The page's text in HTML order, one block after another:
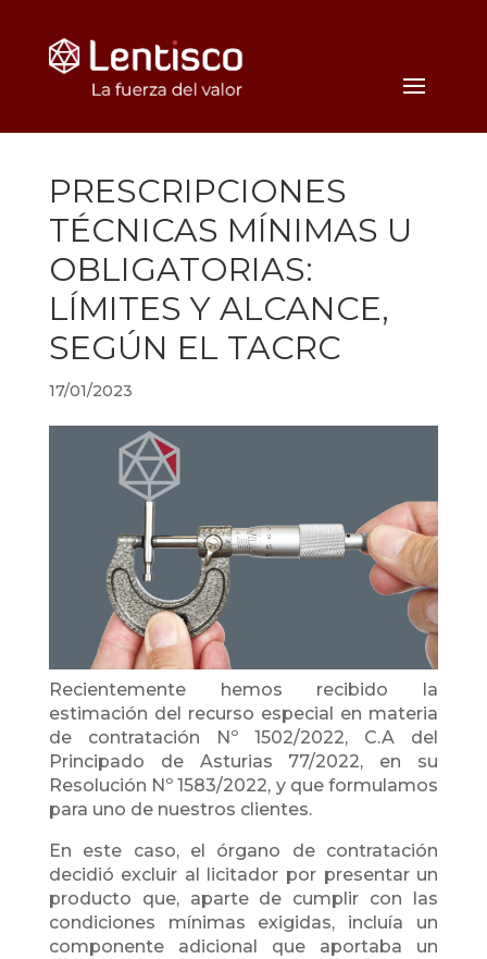
PRESCRIPCIONES
TÉCNICAS MÍNIMAS U
OBLIGATORIAS:
LÍMITES Y ALCANCE,
SEGÚN EL TACRC
17/01/2023
Recientemente hemos recibido la
estimación del recurso especial en materia
de contratación Nº 1502/2022, C.A del
Principado de Asturias 77/2022, en su
Resolución Nº 1583/2022, y que formulamos
para uno de nuestros clientes.
En este caso, el órgano de contratación
decidió excluir al licitador por presentar un
producto que, aparte de cumplir con las
condiciones mínimas exigidas, incluía un
componente adicional que aportaba un